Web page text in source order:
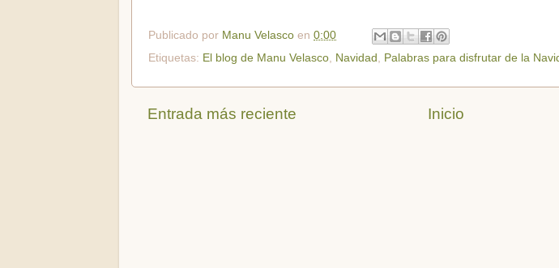
Publicado por Manu Velasco en 0:00
Etiquetas: El blog de Manu Velasco Navidad Palabras para disfrutar de la
Entrada más reciente Inicio